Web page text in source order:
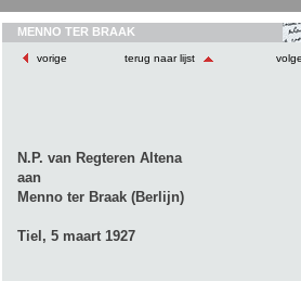
MENNO TER BRAAK
vorige terug naar lijst
N.P. van Regteren Altena
aan
Menno ter Braak (Berlijn)
Tiel, 5 maart 1927